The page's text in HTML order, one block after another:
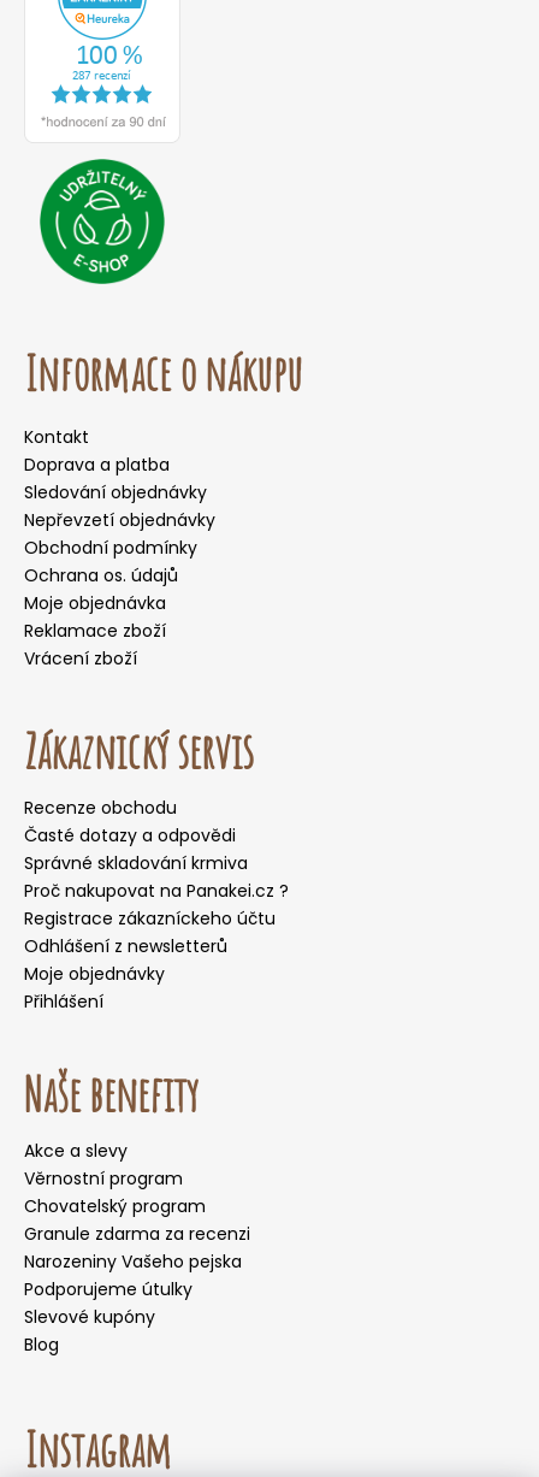
Informace o nákupu
Kontakt
Doprava a platba
Sledování objednávky
Nepřevzetí objednávky
Obchodní podmínky
Ochrana os. údajů
Moje objednávka
Reklamace zboží
Vrácení zboží
Zákaznický servis
Recenze obchodu
Časté dotazy a odpovědi
Správné skladování krmiva
Proč nakupovat na Panakei.cz ?
Registrace zákazníckeho účtu
Odhlášení z newsletterů
Moje objednávky
Přihlášení
Naše benefity
Akce a slevy
Věrnostní program
Chovatelský program
Granule zdarma za recenzi
Narozeniny Vašeho pejska
Podporujeme útulky
Slevové kupóny
Blog
Instagram